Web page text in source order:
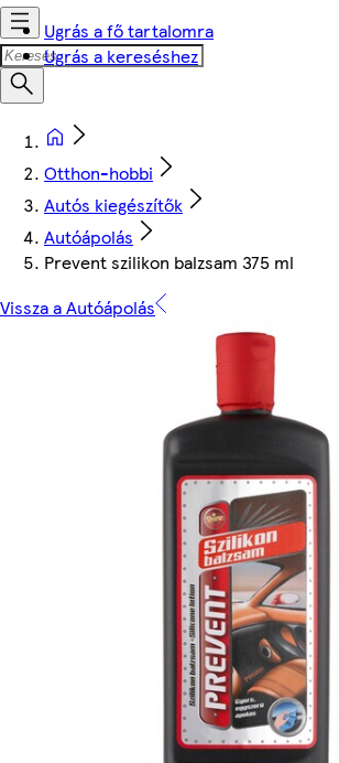
Ugrás a fő tartalomra
Ugrás a kereséshez
Otthon-hobbi
Autós kiegészítők
Autóápolás
Prevent szilikon balzsam 375 ml
Vissza a Autóápolás